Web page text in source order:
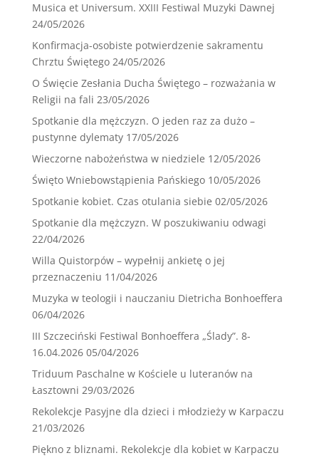
Musica et Universum. XXIII Festiwal Muzyki Dawnej
24/05/2026
Konfirmacja-osobiste potwierdzenie sakramentu
Chrztu Świętego 24/05/2026
O Święcie Zesłania Ducha Świętego – rozważania w
Religii na fali 23/05/2026
Spotkanie dla mężczyzn. O jeden raz za dużo –
pustynne dylematy 17/05/2026
Wieczorne nabożeństwa w niedziele 12/05/2026
Święto Wniebowstąpienia Pańskiego 10/05/2026
Spotkanie kobiet. Czas otulania siebie 02/05/2026
Spotkanie dla mężczyzn. W poszukiwaniu odwagi
22/04/2026
Willa Quistorpów – wypełnij ankietę o jej
przeznaczeniu 11/04/2026
Muzyka w teologii i nauczaniu Dietricha Bonhoeffera
06/04/2026
III Szczeciński Festiwal Bonhoeffera „Ślady”. 8-
16.04.2026 05/04/2026
Triduum Paschalne w Kościele u luteranów na
Łasztowni 29/03/2026
Rekolekcje Pasyjne dla dzieci i młodzieży w Karpaczu
21/03/2026
Piękno z bliznami. Rekolekcje dla kobiet w Karpaczu